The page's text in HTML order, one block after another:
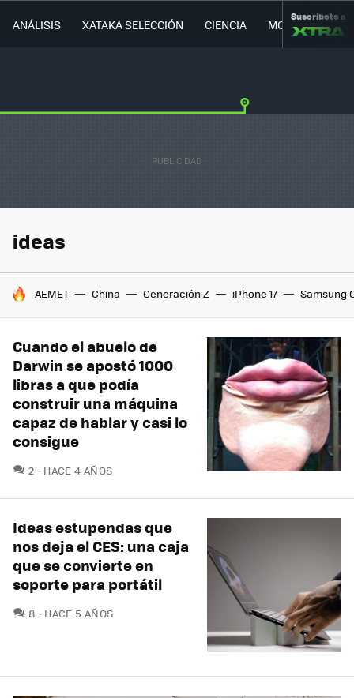
ANÁLISIS XATAKA SELECCIÓN CIENCIA MOVILIDAD
Suscríbete a
ideas
HOY SE HABLA DE
AEMET China Generación Z iPhone 17 Samsung
Cuando el abuelo de
Darwin se apostó 1000
libras a que podía
construir una máquina
capaz de hablar y casi lo
consigue
2 COMENTARIOS
HACE 4 AÑOS
Ideas estupendas que
nos deja el CES: una caja
que se convierte en
soporte para portátil
8 COMENTARIOS
HACE 5 AÑOS